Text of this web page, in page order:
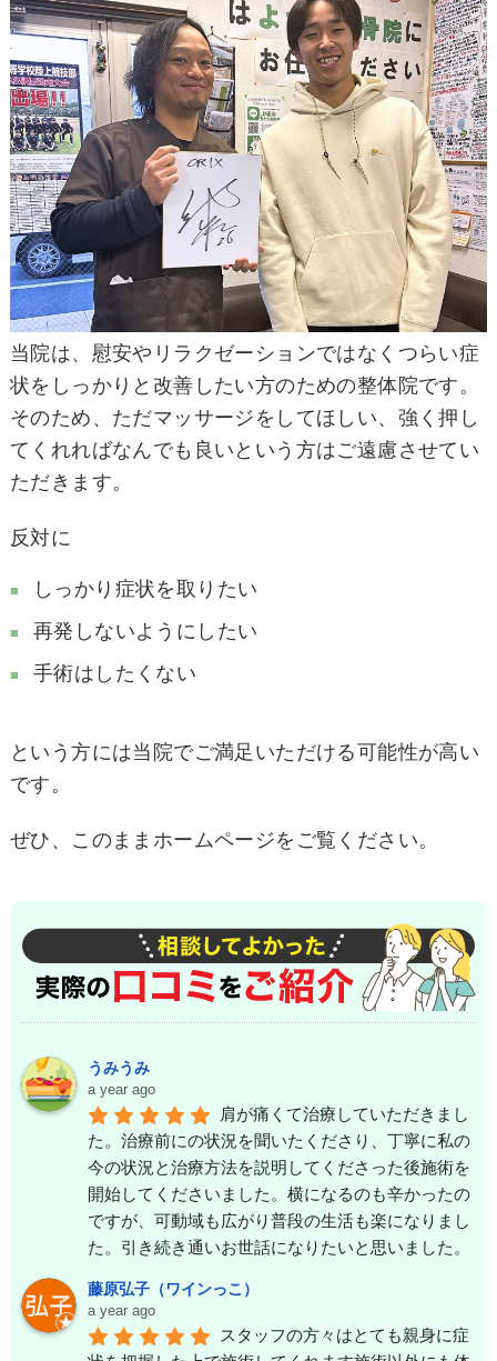
当院は、慰安やリラクゼーションではなくつらい症
状をしっかりと改善したい方のための整体院です。
そのため、ただマッサージをしてほしい、強く押し
てくれればなんでも良いという方はご遠慮させてい
ただきます。
反対に
しっかり症状を取りたい
再発しないようにしたい
手術はしたくない
という方には当院でご満足いただける可能性が高い
です。
ぜひ、このままホームページをご覧ください。
うみうみ
a year ago
肩が痛くて治療していただきまし
た。治療前にの状況を聞いたくださり、丁寧に私の
今の状況と治療方法を説明してくださった後施術を
開始してくださいました。横になるのも辛かったの
ですが、可動域も広がり普段の生活も楽になりまし
た。引き続き通いお世話になりたいと思いました。
藤原弘子（ワインっこ）
a year ago
スタッフの方々はとても親身に症